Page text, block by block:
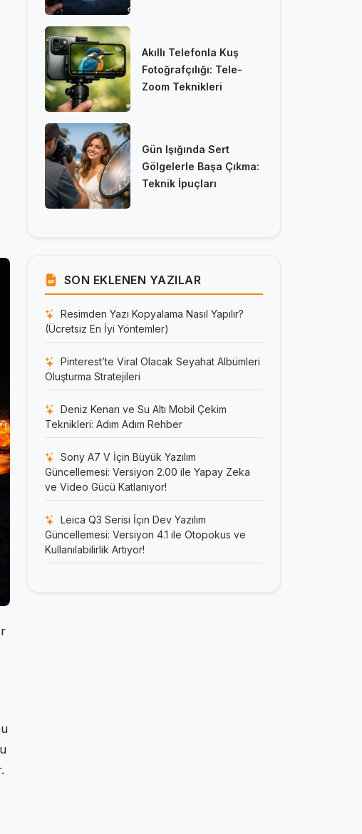
Akıllı Telefonla Kuş
Fotoğrafçılığı: Tele-
Zoom Teknikleri
Gün Işığında Sert
Gölgelerle Başa Çıkma:
Teknik İpuçları
SON EKLENEN YAZILAR
Resimden Yazı Kopyalama Nasıl Yapılır?
(Ücretsiz En İyi Yöntemler)
Pinterest’te Viral Olacak Seyahat Albümleri
Oluşturma Stratejileri
Deniz Kenarı ve Su Altı Mobil Çekim
Teknikleri: Adım Adım Rehber
Sony A7 V İçin Büyük Yazılım
Güncellemesi: Versiyon 2.00 ile Yapay Zeka
ve Video Gücü Katlanıyor!
Leica Q3 Serisi İçin Dev Yazılım
Güncellemesi: Versiyon 4.1 ile Otopokus ve
Kullanılabilirlik Artıyor!